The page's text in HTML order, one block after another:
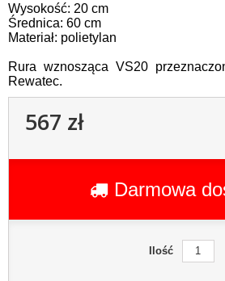
Wysokość: 20 cm
Średnica: 60 cm
Materiał: polietylan
Rura wznosząca VS20
Rewatec.
567 zł
Darmowa
Ilość